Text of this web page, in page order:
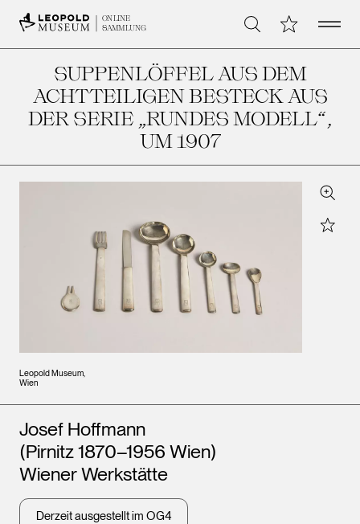
ONLINE
SAMMLUNG
Suche Meine Open
SUPPENLÖFFEL AUS DEM
ACHTTEILIGEN BESTECK AUS
DER SERIE „RUNDES MODELL“,
UM 1907
Leopold Museum,
Wien
Zoom
Star
Künstler*innen
Josef Hoffmann
(Pirnitz 1870–1956 Wien)
Wiener Werkstätte
Derzeit ausgestellt im OG4